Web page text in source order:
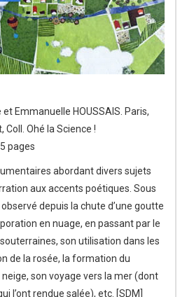
et Emmanuelle HOUSSAIS. Paris,
Coll. Ohé la Science !
pages
abordant divers sujets
aux accents poétiques. Sous
depuis la chute d’une goutte
en nuage, en passant par le
son utilisation dans les
de la rosée, la formation du
son voyage vers la mer (dont
l’ont rendue salée), etc. [SDM]